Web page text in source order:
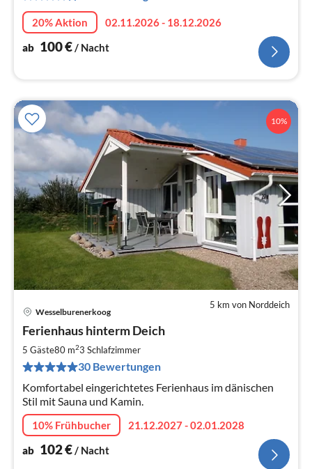
20% Aktion
02.11.2026 - 18.12.2026
ab 100€/ Nacht
10%
5 km von Norddeich
Wesselburenerkoog
Ferienhaus hinterm Deich
5 Gäste80 m23 Schlafzimmer
30 Bewertungen
Komfortabel eingerichtetes Ferienhaus im dänischen
Stil mit Sauna und Kamin.
10% Frühbucher
21.12.2027 - 02.01.2028
ab 102€/ Nacht